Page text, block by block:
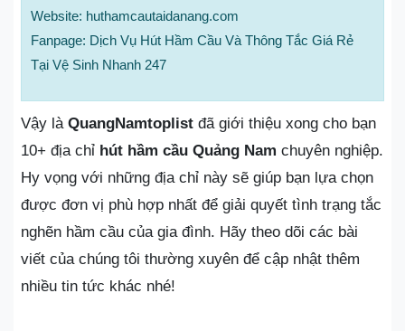
Website: huthamcautaidanang.com
Fanpage: Dịch Vụ Hút Hầm Cầu Và Thông Tắc Giá Rẻ
Tại Vệ Sinh Nhanh 247
Vậy là QuangNamtoplist đã giới thiệu xong cho bạn
10+ địa chỉ hút hầm cầu Quảng Nam chuyên nghiệp.
Hy vọng với những địa chỉ này sẽ giúp bạn lựa chọn
được đơn vị phù hợp nhất để giải quyết tình trạng tắc
nghẽn hầm cầu của gia đình. Hãy theo dõi các bài
viết của chúng tôi thường xuyên để cập nhật thêm
nhiều tin tức khác nhé!